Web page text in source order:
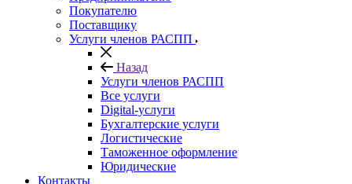
Покупателю
Поставщику
Услуги членов РАСПП
Назад
Услуги членов РАСПП
Все услуги
Digital-услуги
Бухгалтерские услуги
Логистические
Таможенное оформление
Юридические
Контакты